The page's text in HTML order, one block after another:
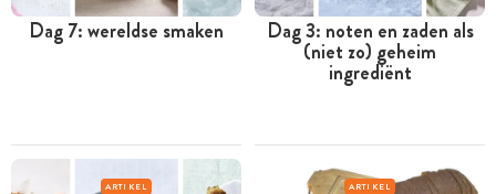
Dag 7: wereldse smaken Dag 3: noten en zaden als
(niet zo) geheim
ingrediënt
ARTIKEL ARTIKEL